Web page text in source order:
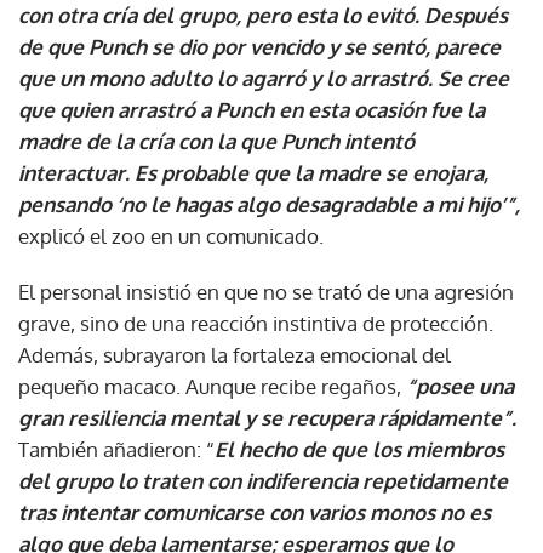
con otra cría del grupo, pero esta lo evitó. Después
de que Punch se dio por vencido y se sentó, parece
que un mono adulto lo agarró y lo arrastró. Se cree
que quien arrastró a Punch en esta ocasión fue la
madre de la cría con la que Punch intentó
interactuar. Es probable que la madre se enojara,
pensando ‘no le hagas algo desagradable a mi hijo’”,
explicó el zoo en un comunicado.
El personal insistió en que no se trató de una agresión
grave, sino de una reacción instintiva de protección.
Además, subrayaron la fortaleza emocional del
pequeño macaco. Aunque recibe regaños, “posee una
gran resiliencia mental y se recupera rápidamente”.
También añadieron: “El hecho de que los miembros
del grupo lo traten con indiferencia repetidamente
tras intentar comunicarse con varios monos no es
algo que deba lamentarse; esperamos que lo